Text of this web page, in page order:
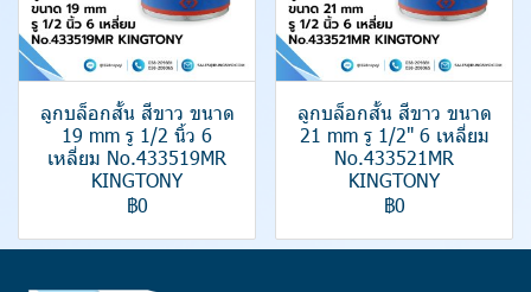
ลูกบล็อกสั้น สีขาว ขนาด
19 mm รู 1/2 นิ้ว 6
เหลี่ยม No.433519MR
KINGTONY
฿0
ลูกบล็อกสั้น สีขาว ขนาด
21 mm รู 1/2" 6 เหลี่ยม
No.433521MR
KINGTONY
฿0